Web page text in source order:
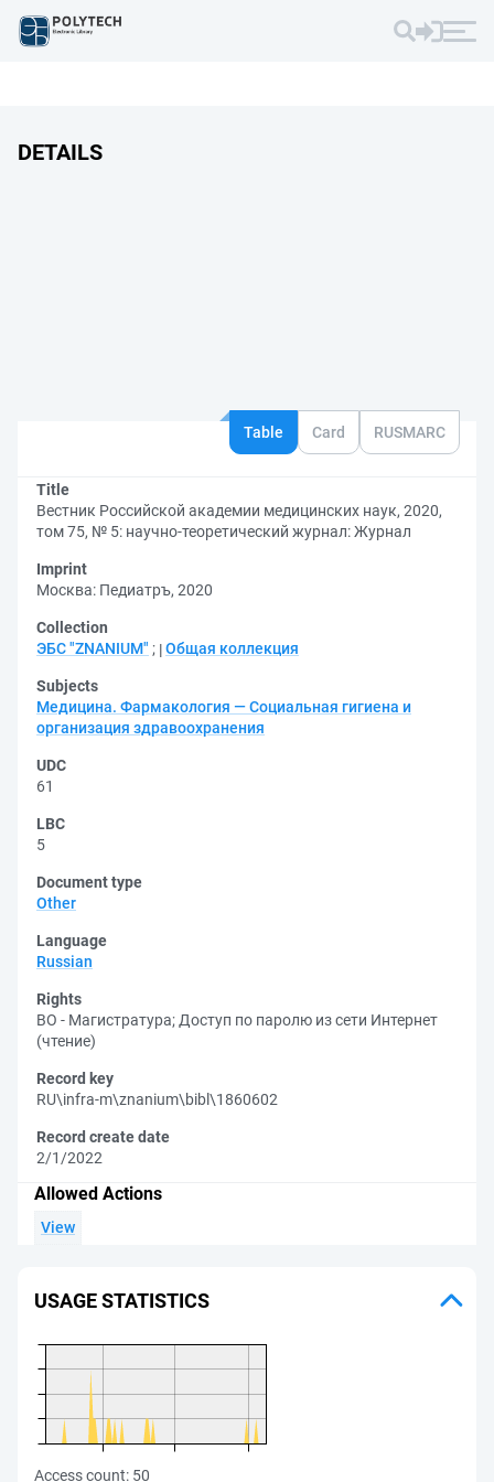
DETAILS
Table Card RUSMARC
Title
Вестник Роcсийской академии медицинских наук, 2020,
том 75, № 5: научно-теоретический журнал: Журнал
Imprint
Москва: Педиатръ, 2020
Collection
ЭБС "ZNANIUM" ; Общая коллекция
Subjects
Медицина. Фармакология — Социальная гигиена и
организация здравоохранения
UDC
61
LBC
5
Document type
Other
Language
Russian
Rights
ВО - Магистратура; Доступ по паролю из сети Интернет
(чтение)
Record key
RU\infra-m\znanium\bibl\1860602
Record create date
2/1/2022
Allowed Actions
View
USAGE STATISTICS
Access count: 50